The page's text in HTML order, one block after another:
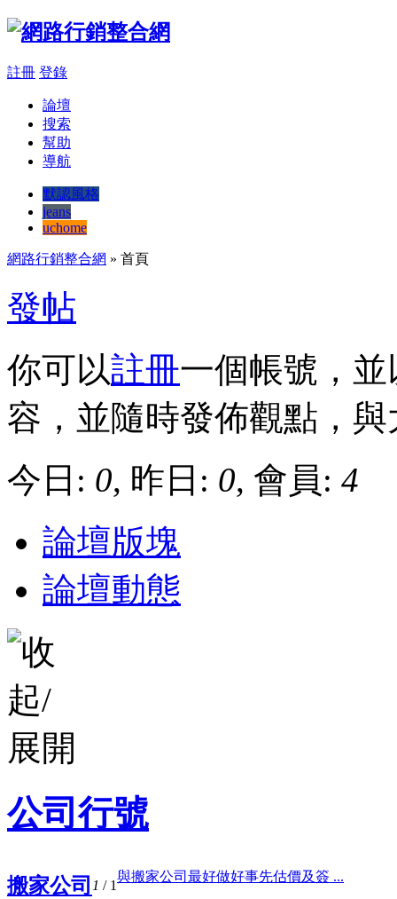
註冊 登錄
論壇
搜索
幫助
導航
默認風格
jeans
uchome
網路行銷整合網 » 首頁
發帖
你可以註冊一個帳號，並
容，並隨時發佈觀點，
今日: 0, 昨日: 0, 會員: 4
論壇版塊
論壇動態
公司行號
搬家公司 1 / 1
與搬家公司最好做好事先估價及簽 ...